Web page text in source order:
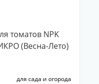
томатов NPK
(Весна-Лето)
для сада и огорода